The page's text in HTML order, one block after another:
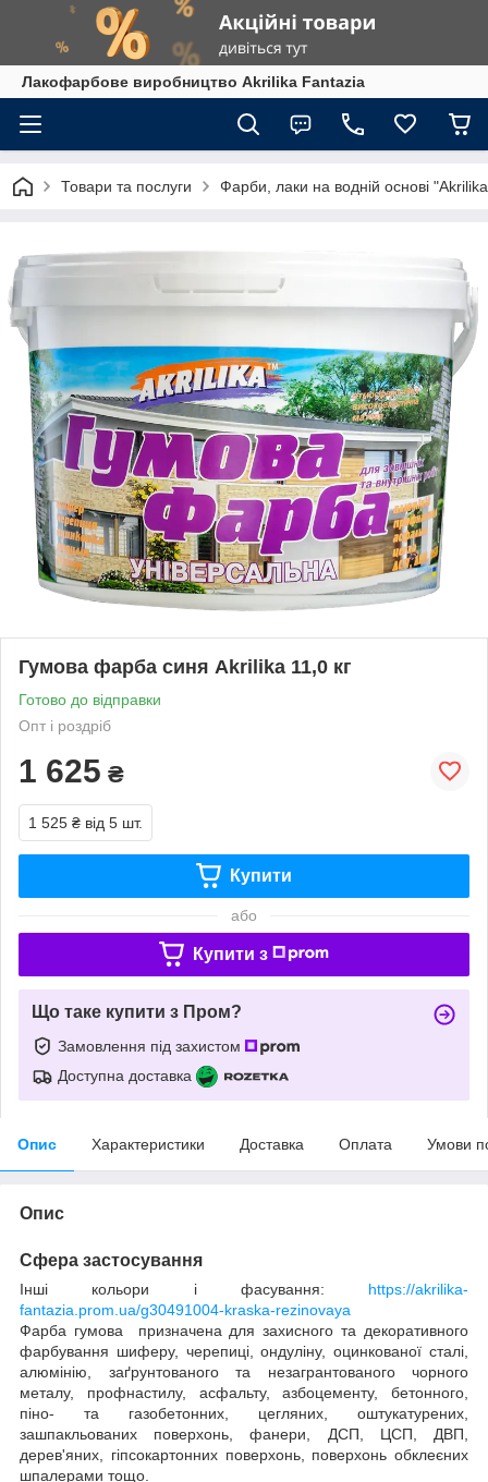
Лакофарбове виробництво Akrilika Fantazia
Товари та послуги Фарби, лаки на водній основі
Гумова фарба синя Akrilika 11,0 кг
Готово до відправки
Опт і роздріб
1 625 ₴
1 525 ₴ від 5 шт.
Купити
або
Купити з
Що таке купити з Пром?
Замовлення під захистом
Доступна доставка
Опис Характеристики Доставка Оплата Умови
Опис
Сфера застосування
Інші кольори і фасування: https://akrilika-
fantazia.prom.ua/g30491004-kraska-rezinovaya
Фарба гумова призначена для захисного та декоративного
фарбування шиферу, черепиці, ондуліну, оцинкованої сталі,
алюмінію, заґрунтованого та незагрантованого чорного
металу, профнастилу, асфальту, азбоцементу, бетонного,
піно- та газобетонних, цегляних, оштукатурених,
зашпакльованих поверхонь, фанери, ДСП, ЦСП, ДВП,
дерев'яних, гіпсокартонних поверхонь, поверхонь обклеєних
шпалерами тощо.